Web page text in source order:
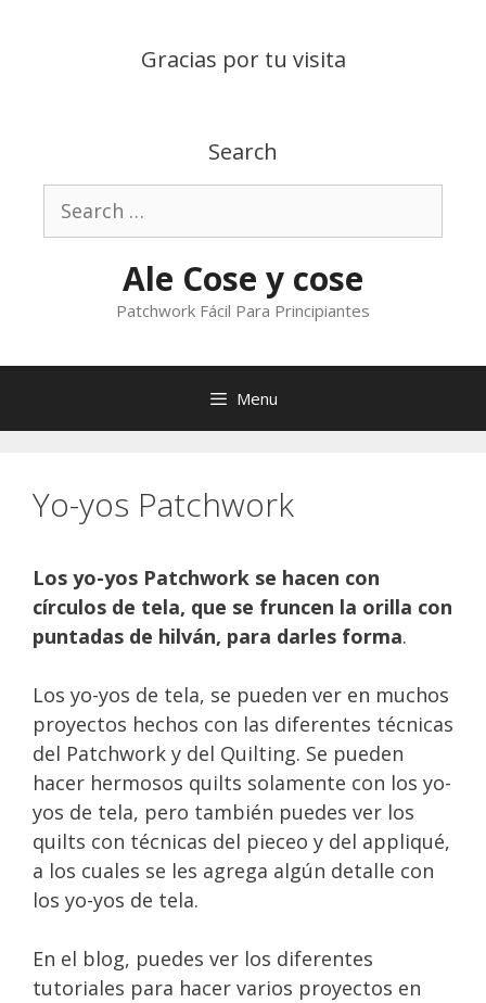
Gracias por tu visita
Search
Search
for:
Ale Cose y cose
Patchwork Fácil Para Principiantes
Menu
Yo-yos Patchwork
Los yo-yos Patchwork se hacen con
círculos de tela, que se fruncen la orilla con
puntadas de hilván, para darles forma.
Los yo-yos de tela, se pueden ver en muchos
proyectos hechos con las diferentes técnicas
del Patchwork y del Quilting. Se pueden
hacer hermosos quilts solamente con los yo-
yos de tela, pero también puedes ver los
quilts con técnicas del pieceo y del appliqué,
a los cuales se les agrega algún detalle con
los yo-yos de tela.
En el blog, puedes ver los diferentes
tutoriales para hacer varios proyectos en